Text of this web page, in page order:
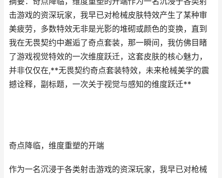
击游戏的资深玩家，我早已对枪械皮肤特效产生了某种审
美疲劳，多数特效无非是光影的堆砌或颜色的变换，直到
我在无畏契约中邂逅了奇点套装，那一瞬间，我仿佛目睹
了游戏视觉特效的一次维度跃迁，这套皮肤的核心魅力，
并非仅仅在,**无畏契约奇点套装特效，未来枪械美学的震
撼诠释，副标题，一次关于视觉与感知的维度跃迁**
奇点降临，维度重塑的开端
作为一名沉浸于各类射击游戏的资深玩家，我早已对枪械